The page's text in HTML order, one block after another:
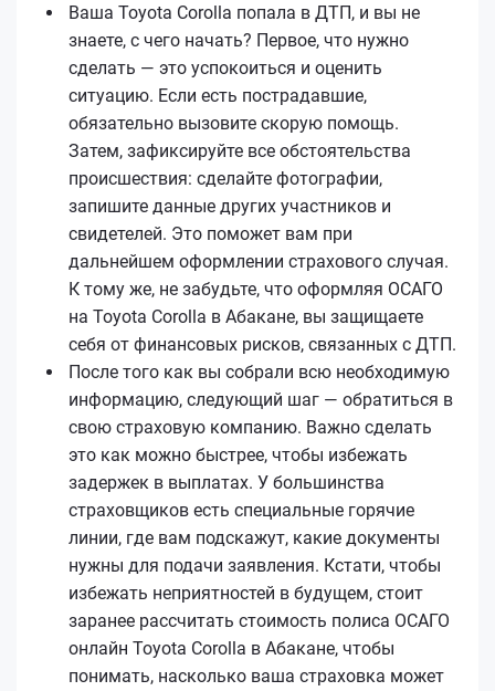
Ваша Toyota Corolla попала в ДТП, и вы не
знаете, с чего начать? Первое, что нужно
сделать — это успокоиться и оценить
ситуацию. Если есть пострадавшие,
обязательно вызовите скорую помощь.
Затем, зафиксируйте все обстоятельства
происшествия: сделайте фотографии,
запишите данные других участников и
свидетелей. Это поможет вам при
дальнейшем оформлении страхового случая.
К тому же, не забудьте, что оформляя ОСАГО
на Toyota Corolla в Абакане, вы защищаете
себя от финансовых рисков, связанных с ДТП.
После того как вы собрали всю необходимую
информацию, следующий шаг — обратиться в
свою страховую компанию. Важно сделать
это как можно быстрее, чтобы избежать
задержек в выплатах. У большинства
страховщиков есть специальные горячие
линии, где вам подскажут, какие документы
нужны для подачи заявления. Кстати, чтобы
избежать неприятностей в будущем, стоит
заранее рассчитать стоимость полиса ОСАГО
онлайн Toyota Corolla в Абакане, чтобы
понимать, насколько ваша страховка может